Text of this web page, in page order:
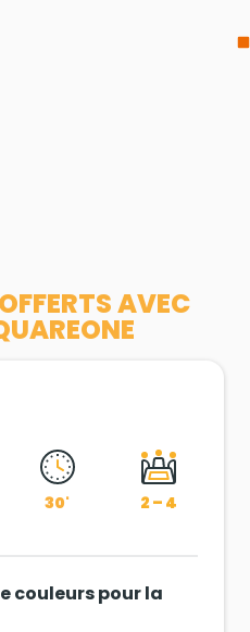
AVEC
30' 2 – 4
couleurs pour la